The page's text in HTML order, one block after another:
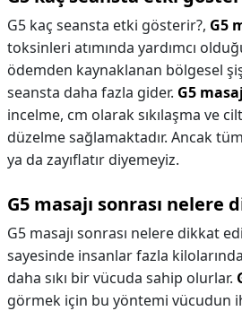
G5 kaç seansta etki gösterir?, G5
toksinleri atımında yardımcı
ödemden kaynaklanan bölgesel
seansta daha fazla gider. G5
incelme, cm olarak sıkılaşma ve
düzelme sağlamaktadır. Ancak
ya da zayıflatır diyemeyiz.
G5 masajı sonrası nelere
G5 masajı sonrası nelere dikkat
sayesinde insanlar fazla
daha sıkı bir vücuda sahip olurlar.
görmek için bu yöntemi vücudun